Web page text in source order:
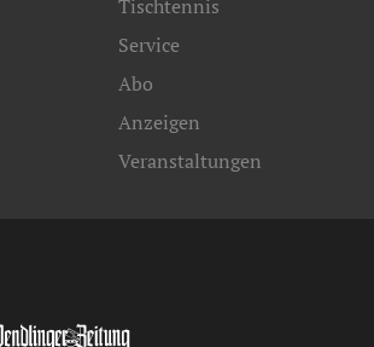
Tischtennis
Service
Abo
Anzeigen
Veranstaltungen